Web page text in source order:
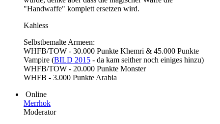
"Handwaffe" komplett ersetzen wird.
Kahless
Selbstbemalte Armeen:
WHFB/TOW - 30.000 Punkte Khemri & 45.000 Punkte
Vampire (BILD 2015 - da kam seither noch einiges hinzu)
WHFB/TOW - 20.000 Punkte Monster
WHFB - 3.000 Punkte Arabia
Online
Merrhok
Moderator